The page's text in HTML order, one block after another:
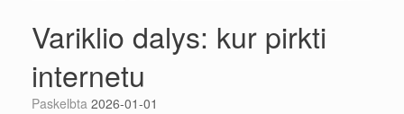
Variklio dalys: kur pirkti
internetu
Paskelbta 2026-01-01